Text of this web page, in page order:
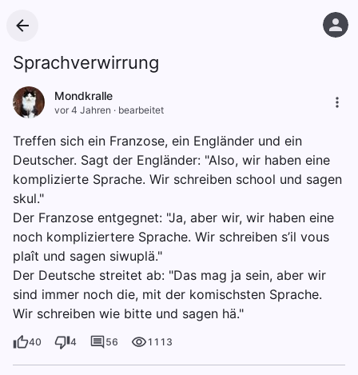
Sprachverwirrung
Mondkralle
vor 4 Jahren · bearbeitet
Treffen sich ein Franzose, ein Engländer und ein
Deutscher. Sagt der Engländer: "Also, wir haben eine
komplizierte Sprache. Wir schreiben school und sagen
skul."
Der Franzose entgegnet: "Ja, aber wir, wir haben eine
noch kompliziertere Sprache. Wir schreiben s’il vous
plaît und sagen siwuplä."
Der Deutsche streitet ab: "Das mag ja sein, aber wir
sind immer noch die, mit der komischsten Sprache.
Wir schreiben wie bitte und sagen hä."
40 4 56 1113